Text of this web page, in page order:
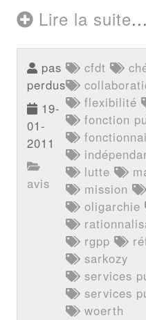
Lire la suite...
pas
perdus
19-
01-
2011
avis
cfdt
flexibilité
fonction
lutte
mission
oligarchie
rgpp
sarkozy
services
services
woerth